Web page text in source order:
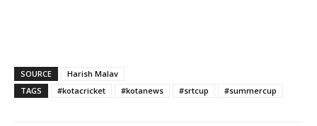
SOURCE
Harish Malav
TAGS
#kotacricket #kotanews #srtcup #summercup